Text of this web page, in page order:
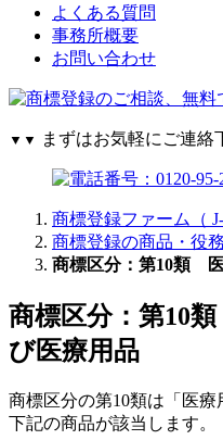
よくある質問
事務所概要
お問い合わせ
▼▼ まずはお気軽にご連絡
商標登録ファーム（
商標登録の商品・役
商標区分：第10類
商標区分：第10
び医療用品
商標区分の第10類は「医
下記の商品が該当します。